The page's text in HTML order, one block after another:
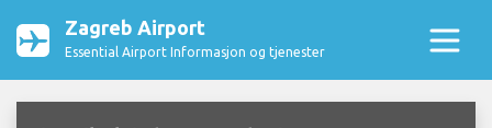
Zagreb Airport
Essential Airport Informasjon og tjenester